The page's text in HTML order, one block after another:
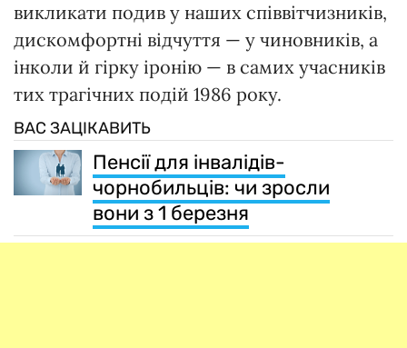
викликати подив у наших співвітчизників,
дискомфортні відчуття — у чиновників, а
інколи й гірку іронію — в самих учасників
тих трагічних подій 1986 року.
ВАС ЗАЦІКАВИТЬ
Пенсії для інвалідів-
чорнобильців: чи зросли
вони з 1 березня